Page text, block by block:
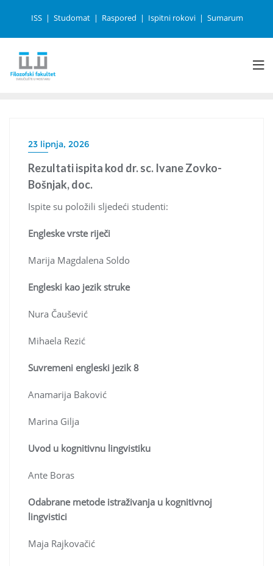
ISS Studomat Raspored Ispitni rokovi Sumarum
23 lipnja, 2026
Rezultati ispita kod dr. sc. Ivane Zovko-
Bošnjak, doc.
Ispite su položili sljedeći studenti:
Engleske vrste riječi
Marija Magdalena Soldo
Engleski kao jezik struke
Nura Čaušević
Mihaela Rezić
Suvremeni engleski jezik 8
Anamarija Baković
Marina Gilja
Uvod u kognitivnu lingvistiku
Ante Boras
Odabrane metode istraživanja u kognitivnoj
lingvistici
Maja Rajkovačić